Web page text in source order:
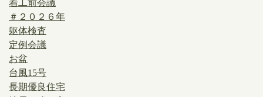
着工前会議
＃２０２６年
躯体検査
定例会議
お盆
台風15号
長期優良住宅